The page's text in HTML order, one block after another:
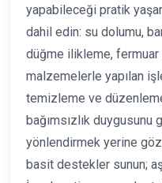
yapabileceği pratik
dahil edin: su dolumu,
düğme ilikleme,
malzemelerle yapılan
temizleme ve
bağımsızlık duygusunu
yönlendirmek yerine
basit destekler sunun;